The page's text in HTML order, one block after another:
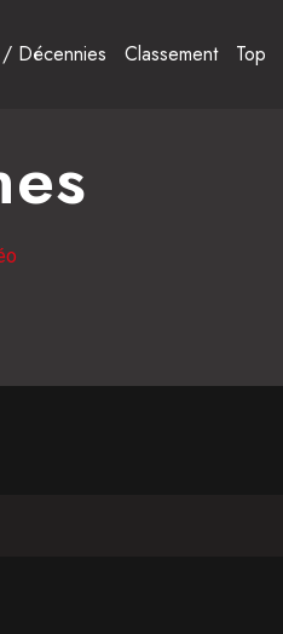
Décennies Classement Top